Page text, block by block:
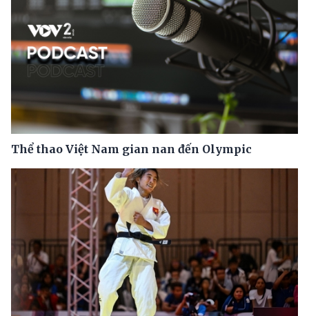
Thể thao Việt Nam gian nan đến Olympic